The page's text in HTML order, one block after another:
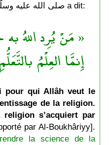
Le Messager de Allâh صلى الله عليه وسلّم a dit:
« مَنْ يُرِد اللهُ
إِنمَّا العِلْمُ
pour qui Allâh veut le
de la religion.
s’acquiert par
par Al-Boukhâriyy].
la science de la